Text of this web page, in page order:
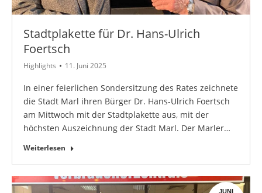
Stadtplakette für Dr. Hans-Ulrich
Foertsch
Highlights 11. Juni 2025
In einer feierlichen Sondersitzung des Rates zeichnete
die Stadt Marl ihren Bürger Dr. Hans-Ulrich Foertsch
am Mittwoch mit der Stadtplakette aus, mit der
höchsten Auszeichnung der Stadt Marl. Der Marler…
Weiterlesen
JUNI